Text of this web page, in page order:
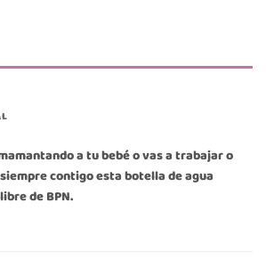
a tu bebé o vas a trabajar o
contigo esta botella de agua
de BPN.